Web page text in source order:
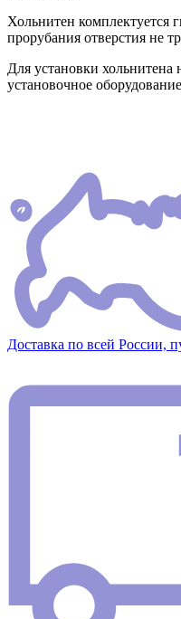
Хольнитен комплектуется
прорубания отверстия не
Для установки хольнитена
установочное
Доставка по всей России,